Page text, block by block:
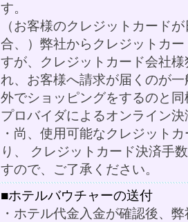
す。
（お客様のクレジットカード
合、）弊社からクレジットカ
すが、クレジットカード会社
れ、お客様へ請求が届くのが
外でショッピングをするのと
プロバイダによるオンライン
・尚、使用可能なクレジット
り、 クレジットカード決済手
すので、ご了承ください。
■ホテルバウチャーの送付
・ホテル代金入金が確認後、